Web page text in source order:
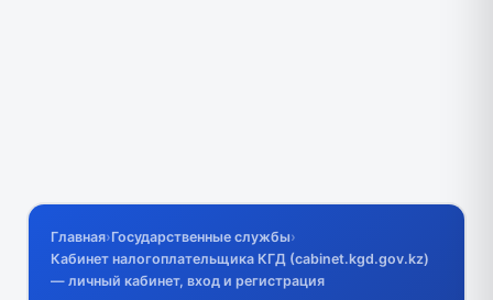
Главная›Государственные службы›
Кабинет налогоплательщика КГД (cabinet.kgd.gov.kz)
— личный кабинет, вход и регистрация